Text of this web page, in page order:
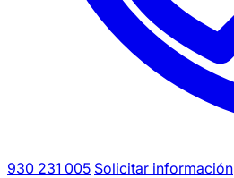
930 231 005 Solicitar información